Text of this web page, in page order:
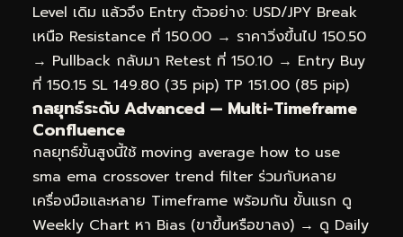
Level เดิม แล้วจึง Entry ตัวอย่าง: USD/JPY Break
เหนือ Resistance ที่ 150.00 → ราคาวิ่งขึ้นไป 150.50
→ Pullback กลับมา Retest ที่ 150.10 → Entry Buy
ที่ 150.15 SL 149.80 (35 pip) TP 151.00 (85 pip)
กลยุทธ์ระดับ Advanced — Multi-Timeframe
Confluence
กลยุทธ์ขั้นสูงนี้ใช้ moving average how to use
sma ema crossover trend filter ร่วมกับหลาย
เครื่องมือและหลาย Timeframe พร้อมกัน ขั้นแรก ดู
Weekly Chart หา Bias (ขาขึ้นหรือขาลง) → ดู Daily